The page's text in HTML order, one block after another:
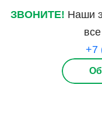
ЗВОНИТЕ! Наши
+7